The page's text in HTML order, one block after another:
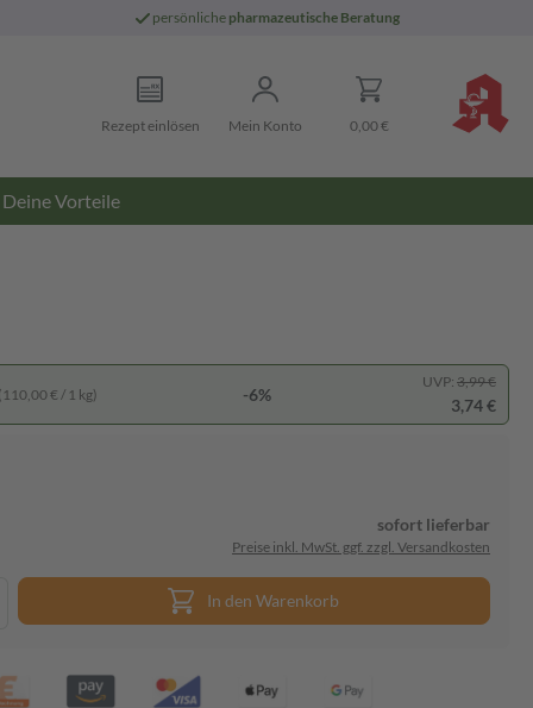
persönliche pharmazeutische Beratung
Rezept einlösen Mein Konto 0,00 €
Deine Vorteile
€ / 1 kg) -6%
UVP: 3,99 €
3,74 €
sofort lieferbar
Preise inkl. MwSt. ggf. zzgl. Versandkosten
In den Warenkorb